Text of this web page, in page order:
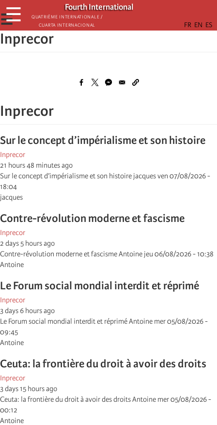
Skip
to
main
content
Fourth International
Quatrième internationale /
Cuarta Internacional
☰
☰
Inprecor
Inprecor
Sur le concept d’impérialisme et son histoire
Inprecor
21 hours 48 minutes ago
Sur le concept d’impérialisme et son histoire jacques ven 07/08/2026 -
18:04
jacques
Contre-révolution moderne et fascisme
Inprecor
2 days 5 hours ago
Contre-révolution moderne et fascisme Antoine jeu 06/08/2026 - 10:38
Antoine
Le Forum social mondial interdit et réprimé
Inprecor
3 days 6 hours ago
Le Forum social mondial interdit et réprimé Antoine mer 05/08/2026 -
09:45
Antoine
Ceuta: la frontière du droit à avoir des droits
Inprecor
3 days 15 hours ago
Ceuta: la frontière du droit à avoir des droits Antoine mer 05/08/2026 -
00:12
Antoine